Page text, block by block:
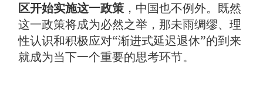
区开始实施这一政策 ，中国也不例外。既然
这一政策将成为必然之举，那未雨绸缪、理
性认识和积极应对“渐进式延迟退休”的到来
就成为当下一个重要的思考环节。